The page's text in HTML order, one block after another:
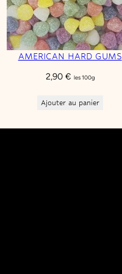
AMERICAN HARD GUMS
2,90 € les 100g
Ajouter au panier